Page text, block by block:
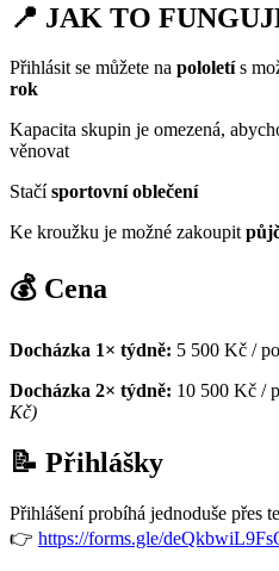
📍 JAK TO
Přihlásit se můžete na pololetís
rok
Kapacita skupin je omezená,
věnovat
Stačí sportovní oblečení
Ke kroužku je možné zakoupit
💰 Cena
Docházka 1× týdně: 5 500 Kč /
Docházka 2× týdně: 10 500 Kč /
Kč)
📝 Přihlášky
Přihlášení probíhá jednoduše přes
👉 https://forms.gle/